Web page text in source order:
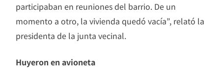
participaban en reuniones del barrio. De un
momento a otro, la vivienda quedó vacía”, relató la
presidenta de la junta vecinal.
Huyeron en avioneta